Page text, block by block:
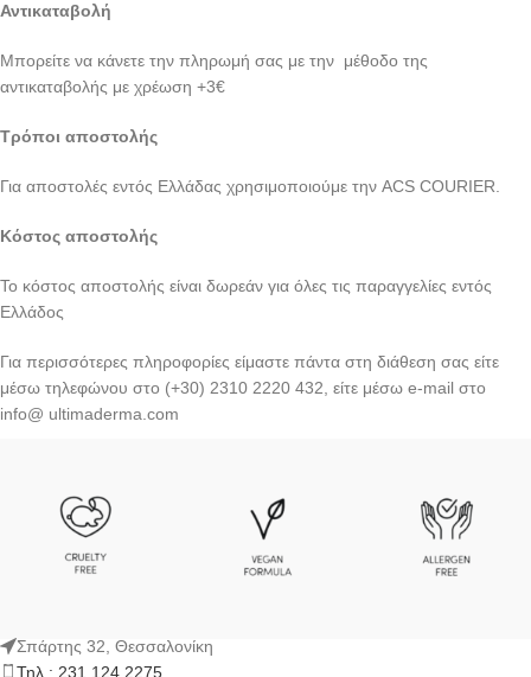
Αντικαταβολή
Μπορείτε να κάνετε την πληρωμή σας με την μέθοδο της
αντικαταβολής με χρέωση +3€
Τρόποι αποστολής
Για αποστολές εντός Ελλάδας χρησιμοποιούμε την ACS COURIER.
Κόστος αποστολής
Το κόστος αποστολής είναι δωρεάν για όλες τις παραγγελίες εντός
Ελλάδος
Για περισσότερες πληροφορίες είμαστε πάντα στη διάθεση σας είτε
μέσω τηλεφώνου στο (+30) 2310 2220 432, είτε μέσω e-mail στο
info@ ultimaderma.com
Σπάρτης 32, Θεσσαλονίκη
Τηλ : 231 124 2275